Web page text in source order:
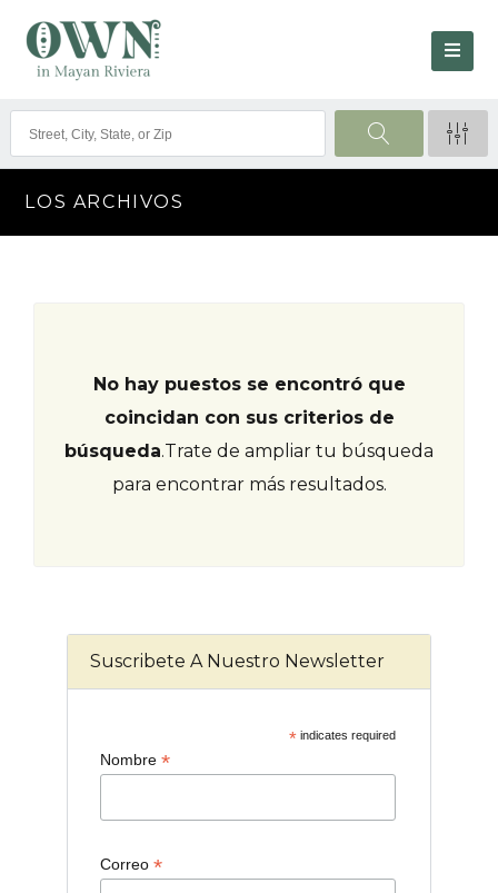
LOS ARCHIVOS
No hay puestos se encontró que
coincidan con sus criterios de
búsqueda.Trate de ampliar tu búsqueda
para encontrar más resultados.
Suscribete A Nuestro Newsletter
*indicates required
Nombre *
Correo *